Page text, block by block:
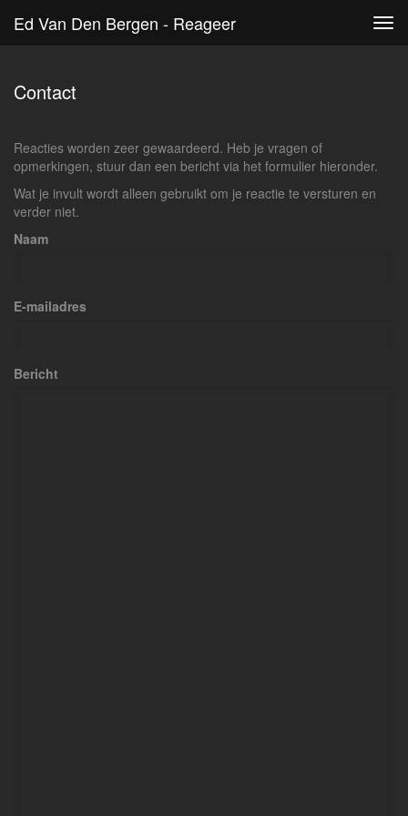
Ed Van Den Bergen - Reageer
Contact
Reacties worden zeer gewaardeerd. Heb je vragen of
opmerkingen, stuur dan een bericht via het formulier hieronder.
Wat je invult wordt alleen gebruikt om je reactie te versturen en
verder niet.
Naam
E-mailadres
Bericht